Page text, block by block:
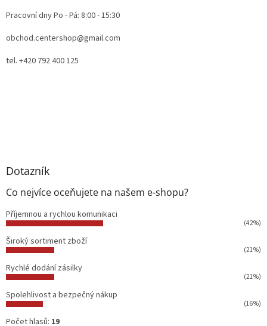
Pracovní dny Po - Pá: 8:00 - 15:30
obchod.centershop@gmail.com
tel. +420 792 400 125
Dotazník
Co nejvíce oceňujete na našem e-shopu?
Příjemnou a rychlou komunikaci
(42%)
Široký sortiment zboží
(21%)
Rychlé dodání zásilky
(21%)
Spolehlivost a bezpečný nákup
(16%)
Počet hlasů: 19